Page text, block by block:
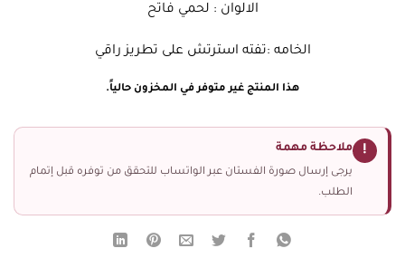
الالوان : لحمي فاتح
الخامه :تفته استرتش على تطريز راقي
هذا المنتج غير متوفر في المخزون حالياً.
! ملاحظة مهمة
يرجى إرسال صورة الفستان عبر الواتساب للتحقق من توفره قبل إتمام
الطلب.